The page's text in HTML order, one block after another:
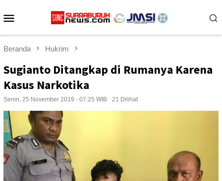
ke
Beranda Hukrim
Sugianto Ditangkap di Rumanya Karena
Kasus Narkotika
Senin, 25 November 2019 - 07:25 WIB 21 Dilihat